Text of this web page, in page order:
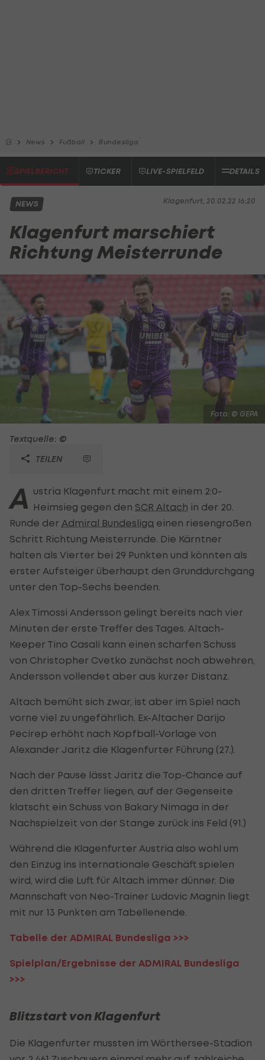
News Fußball Bundesliga
SPIELBERICHT TICKER LIVE-SPIELFELD DETAILS
Klagenfurt, 20.02.22 16:20
NEWS
Klagenfurt marschiert
Richtung Meisterrunde
Foto: © GEPA
Textquelle: ©
TEILEN
A ustria Klagenfurt macht mit einem 2:0-
Heimsieg gegen den SCR Altach in der 20.
Runde der Admiral Bundesliga einen riesengroßen
Schritt Richtung Meisterrunde. Die Kärntner
halten als Vierter bei 29 Punkten und könnten als
erster Aufsteiger überhaupt den Grunddurchgang
unter den Top-Sechs beenden.
Alex Timossi Andersson gelingt bereits nach vier
Minuten der erste Treffer des Tages. Altach-
Keeper Tino Casali kann einen scharfen Schuss
von Christopher Cvetko zunächst noch abwehren,
Andersson vollendet aber aus kurzer Distanz.
Altach bemüht sich zwar, ist aber im Spiel nach
vorne viel zu ungefährlich. Ex-Altacher Darijo
Pecirep erhöht nach Kopfball-Vorlage von
Alexander Jaritz die Klagenfurter Führung (27.).
Nach der Pause lässt Jaritz die Top-Chance auf
den dritten Treffer liegen, auf der Gegenseite
klatscht ein Schuss von Bakary Nimaga in der
Nachspielzeit von der Stange zurück ins Feld (91.)
Während die Klagenfurter Austria also wohl um
den Einzug ins internationale Geschäft spielen
wird, wird die Luft für Altach immer dünner. Die
Mannschaft von Neo-Trainer Ludovic Magnin liegt
mit nur 13 Punkten am Tabellenende.
Tabelle der ADMIRAL Bundesliga >>>
Spielplan/Ergebnisse der ADMIRAL Bundesliga
>>>
Blitzstart von Klagenfurt
Die Klagenfurter mussten im Wörthersee-Stadion